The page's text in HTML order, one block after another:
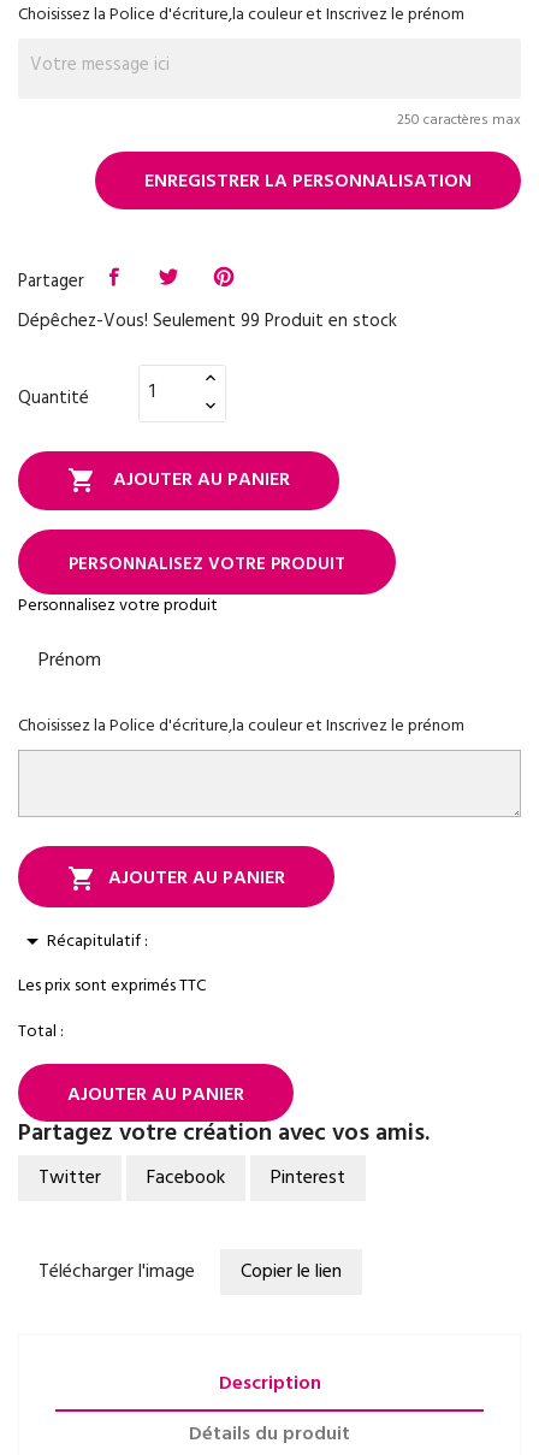
Choisissez la Police d'écriture,la couleur et Inscrivez le prénom
250 caractères max
ENREGISTRER LA PERSONNALISATION
Partager
Dépêchez-Vous! Seulement 99 Produit en stock
Quantité
 AJOUTER AU PANIER
PERSONNALISEZ VOTRE PRODUIT
Personnalisez votre produit
Prénom
Choisissez la Police d'écriture,la couleur et Inscrivez le prénom
 AJOUTER AU PANIER
arrow_drop_down Récapitulatif :
Les prix sont exprimés TTC
Total :
AJOUTER AU PANIER
Partagez votre création avec vos amis.
Twitter Facebook Pinterest
Télécharger l'image Copier le lien
Description
Détails du produit